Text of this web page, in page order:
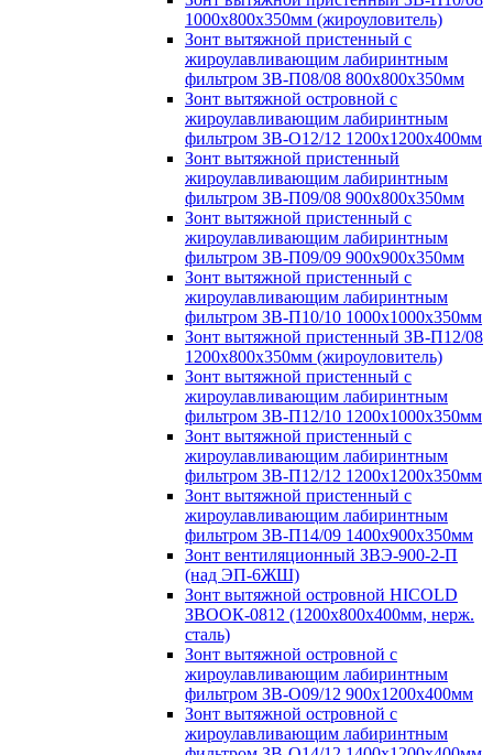
1000х800х350мм (жироуловитель)
Зонт вытяжной пристенный с
жироулавливающим лабиринтным
фильтром ЗВ-П08/08 800х800х350мм
Зонт вытяжной островной с
жироулавливающим лабиринтным
фильтром ЗВ-О12/12 1200х1200х400мм
Зонт вытяжной пристенный
жироулавливающим лабиринтным
фильтром ЗВ-П09/08 900х800х350мм
Зонт вытяжной пристенный с
жироулавливающим лабиринтным
фильтром ЗВ-П09/09 900х900х350мм
Зонт вытяжной пристенный с
жироулавливающим лабиринтным
фильтром ЗВ-П10/10 1000х1000х350мм
Зонт вытяжной пристенный ЗВ-П12/08
1200х800х350мм (жироуловитель)
Зонт вытяжной пристенный с
жироулавливающим лабиринтным
фильтром ЗВ-П12/10 1200х1000х350мм
Зонт вытяжной пристенный с
жироулавливающим лабиринтным
фильтром ЗВ-П12/12 1200х1200х350мм
Зонт вытяжной пристенный с
жироулавливающим лабиринтным
фильтром ЗВ-П14/09 1400х900х350мм
Зонт вентиляционный ЗВЭ-900-2-П
(над ЭП-6ЖШ)
Зонт вытяжной островной HICOLD
ЗВООК-0812 (1200х800x400мм, нерж.
сталь)
Зонт вытяжной островной с
жироулавливающим лабиринтным
фильтром ЗВ-О09/12 900х1200х400мм
Зонт вытяжной островной с
жироулавливающим лабиринтным